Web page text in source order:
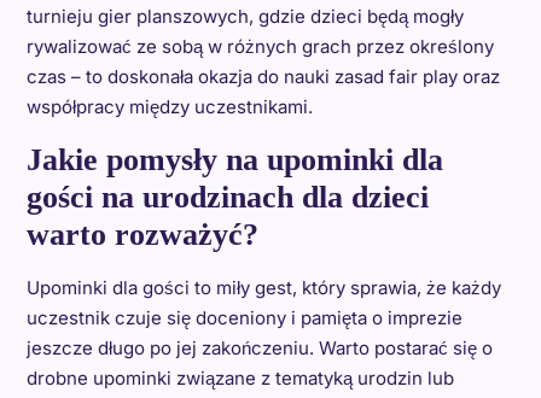
turnieju gier planszowych, gdzie dzieci będą mogły
rywalizować ze sobą w różnych grach przez określony
czas – to doskonała okazja do nauki zasad fair play oraz
współpracy między uczestnikami.
Jakie pomysły na upominki dla
gości na urodzinach dla dzieci
warto rozważyć?
Upominki dla gości to miły gest, który sprawia, że każdy
uczestnik czuje się doceniony i pamięta o imprezie
jeszcze długo po jej zakończeniu. Warto postarać się o
drobne upominki związane z tematyką urodzin lub